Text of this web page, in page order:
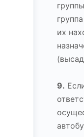
их
9.